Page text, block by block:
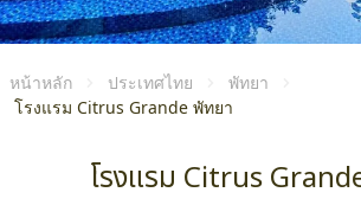
หน้าหลัก ประเทศไทย
พัทยา
โรงแรม Citrus Grande พัทยา
โรงแรม Citrus